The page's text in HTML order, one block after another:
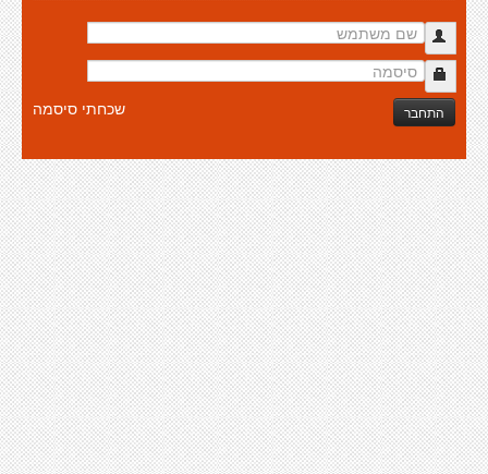
התחבר שכחתי סיסמה